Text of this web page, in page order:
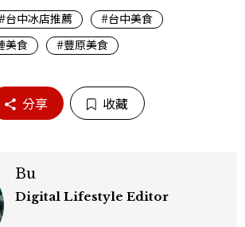
台中冰店推薦
#台中美食
美食 #豐原美食
分享 收藏
Bu
Digital Lifestyle Editor